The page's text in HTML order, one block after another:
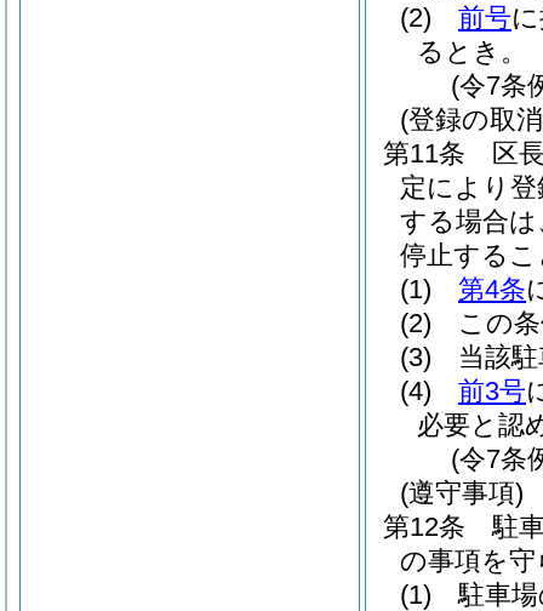
(2)
前号
るとき。
(令7条
(登録の取
第11条
区
定により
する場合
停止する
(1)
第4条
(2)
この
(3)
当該
(4)
前3号
必要と認
(令7条
(遵守事項)
第12条
駐
の事項を
(1)
駐車